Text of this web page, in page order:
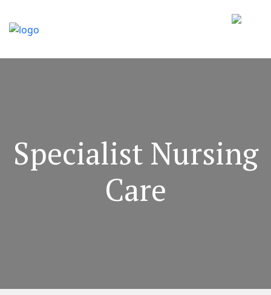
Specialist Nursing
Care